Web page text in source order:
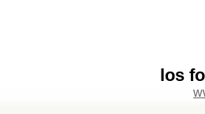
los